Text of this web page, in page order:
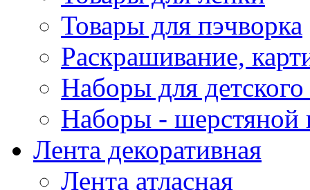
Товары для пэчворка
Раскрашивание,
Наборы для
Наборы - шерстяной
Лента декоративная
Лента атласная